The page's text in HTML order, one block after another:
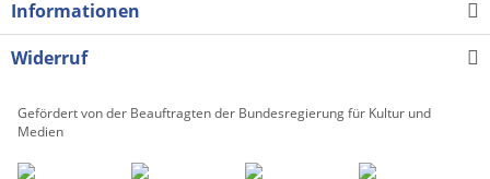
Informationen
Widerruf
Gefördert von der Beauftragten der Bundesregierung für Kultur und
Medien